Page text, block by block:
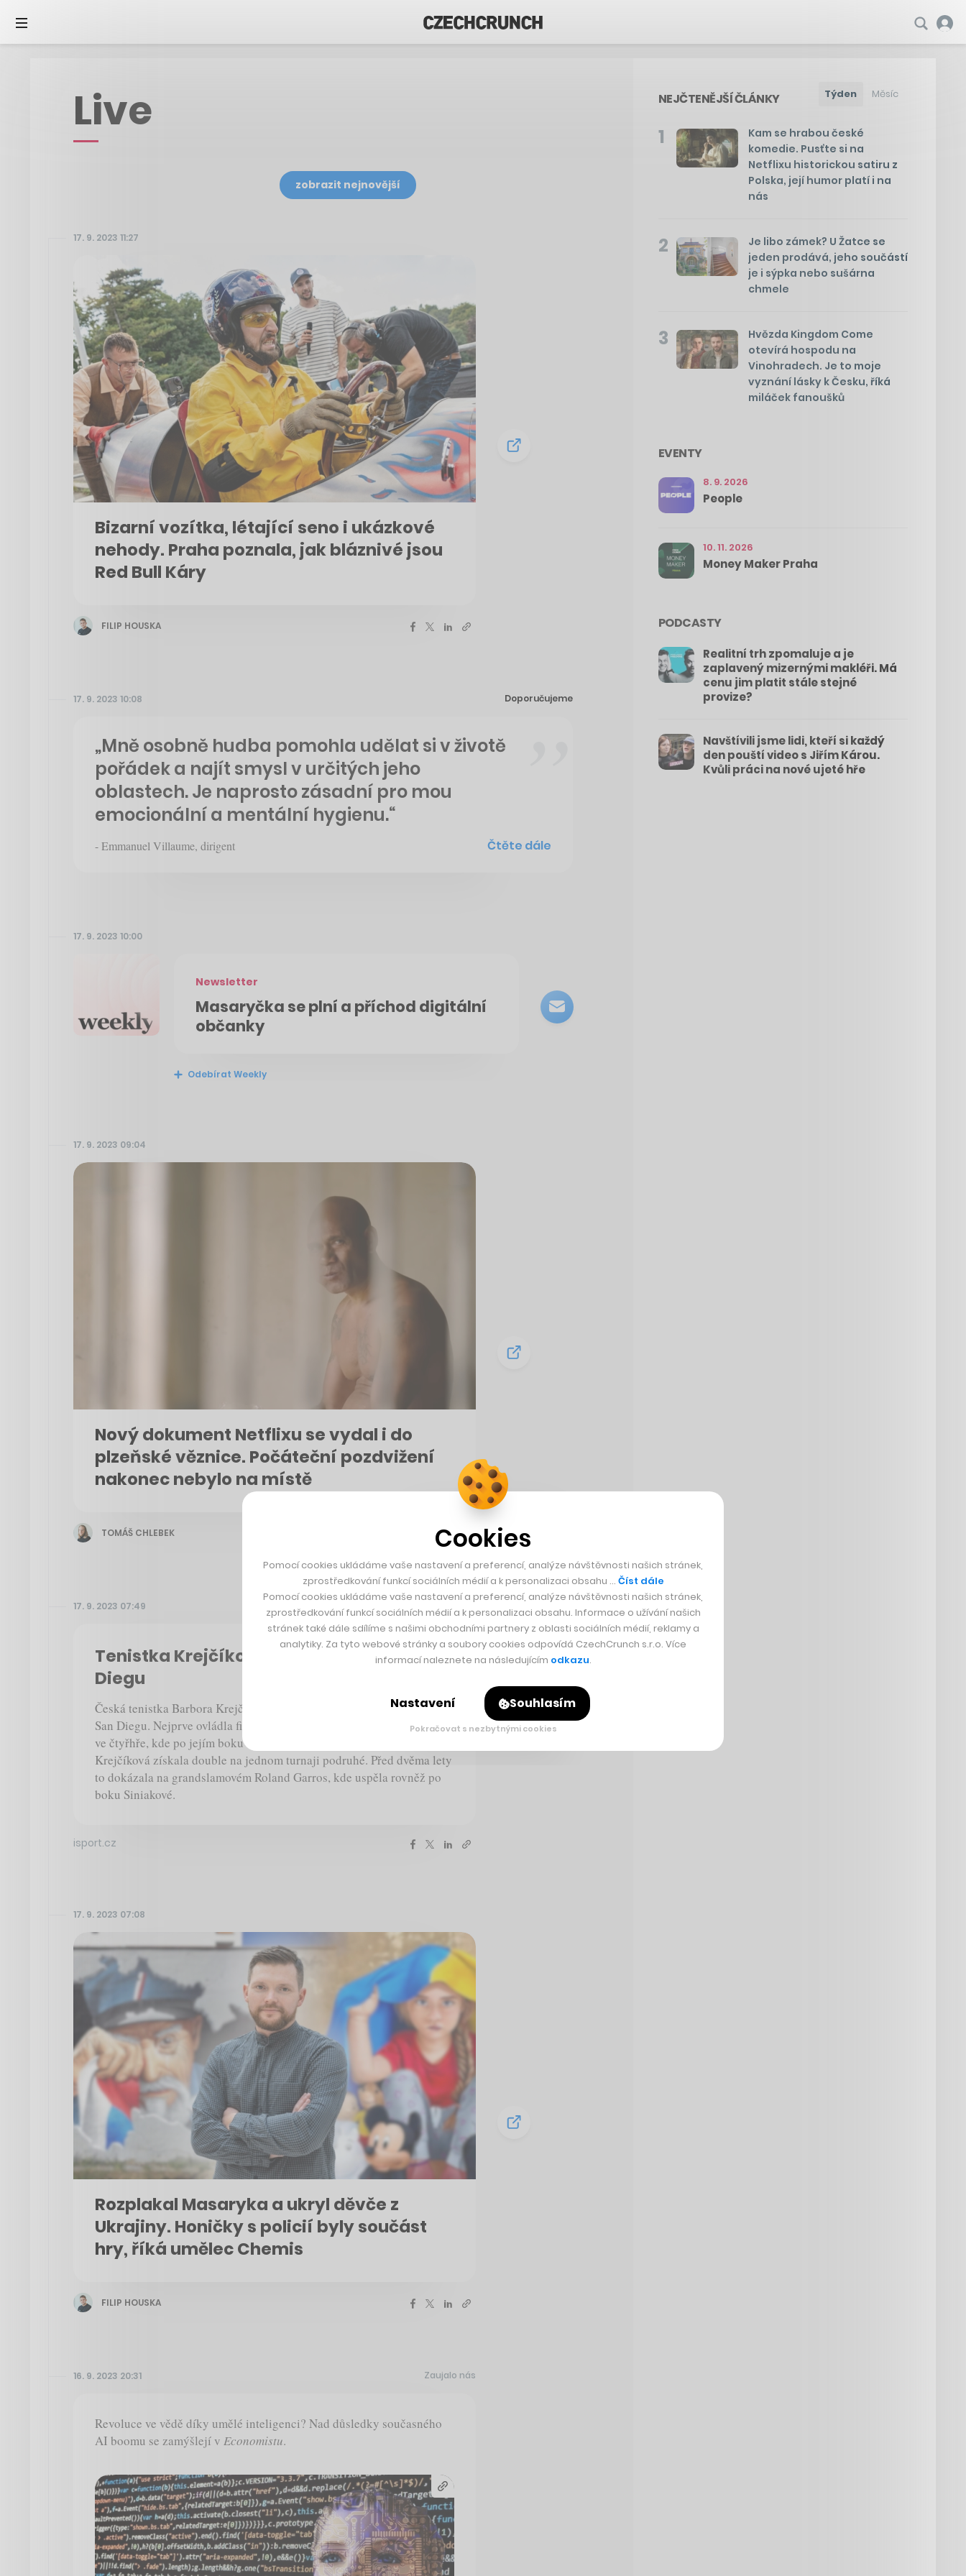
Live
zobrazit nejnovější
17. 9. 2023 11:27
Bizarní vozítka, létající seno i ukázkové
nehody. Praha poznala, jak bláznivé jsou
Red Bull Káry
FILIP HOUSKA
17. 9. 2023 10:08 Doporučujeme
„Mně osobně hudba pomohla udělat si v životě
pořádek a najít smysl v určitých jeho
oblastech. Je naprosto zásadní pro mou
emocionální a mentální hygienu.“
- Emmanuel Villaume, dirigent Čtěte dále
17. 9. 2023 10:00
Newsletter
Masaryčka se plní a příchod digitální
občanky
Odebírat Weekly
17. 9. 2023 09:04
Nový dokument Netflixu se vydal i do
plzeňské věznice. Počáteční pozdvižení
nakonec nebylo na místě
TOMÁŠ CHLEBEK
17. 9. 2023 07:49 Rychlá zpráva
Tenistka Krejčíková ovládla turnaj v San
Diegu
Česká tenistka Barbora Krejčíková dominovala turnaji v americkém
San Diegu. Nejprve ovládla finále dvouhry, poté se stala šampionkou i
ve čtyřhře, kde po jejím boku stanula další Češka Kateřina Siniaková.
Krejčíková získala double na jednom turnaji podruhé. Před dvěma lety
to dokázala na grandslamovém Roland Garros, kde uspěla rovněž po
boku Siniakové.
isport.cz
17. 9. 2023 07:08
Rozplakal Masaryka a ukryl děvče z
Ukrajiny. Honičky s policií byly součást
hry, říká umělec Chemis
FILIP HOUSKA
16. 9. 2023 20:31 Zaujalo nás
Revoluce ve vědě díky umělé inteligenci? Nad důsledky současného
AI boomu se zamýšlejí v Economistu.
NEJČTENĚJŠÍ ČLÁNKY Týden Měsíc
1
Kam se hrabou české
komedie. Pusťte si na
Netflixu historickou satiru z
Polska, její humor platí i na
nás
2
Je libo zámek? U Žatce se
jeden prodává, jeho součástí
je i sýpka nebo sušárna
chmele
3
Hvězda Kingdom Come
otevírá hospodu na
Vinohradech. Je to moje
vyznání lásky k Česku, říká
miláček fanoušků
EVENTY
8. 9. 2026
People
10. 11. 2026
Money Maker Praha
PODCASTY
Realitní trh zpomaluje a je
zaplavený mizernými makléři. Má
cenu jim platit stále stejné
provize?
Navštívili jsme lidi, kteří si každý
den pouští video s Jiřím Károu.
Kvůli práci na nové ujeté hře
Cookies
Pomocí cookies ukládáme vaše nastavení a preferencí, analýze návštěvnosti našich stránek,
zprostředkování funkcí sociálních médií a k personalizaci obsahu … Číst dále
Pomocí cookies ukládáme vaše nastavení a preferencí, analýze návštěvnosti našich stránek,
zprostředkování funkcí sociálních médií a k personalizaci obsahu. Informace o užívání našich
stránek také dále sdílíme s našimi obchodními partnery z oblasti sociálních médií, reklamy a
analytiky. Za tyto webové stránky a soubory cookies odpovídá CzechCrunch s.r.o. Více
informací naleznete na následujícím odkazu.
Nastavení Souhlasím
Pokračovat s nezbytnými cookies